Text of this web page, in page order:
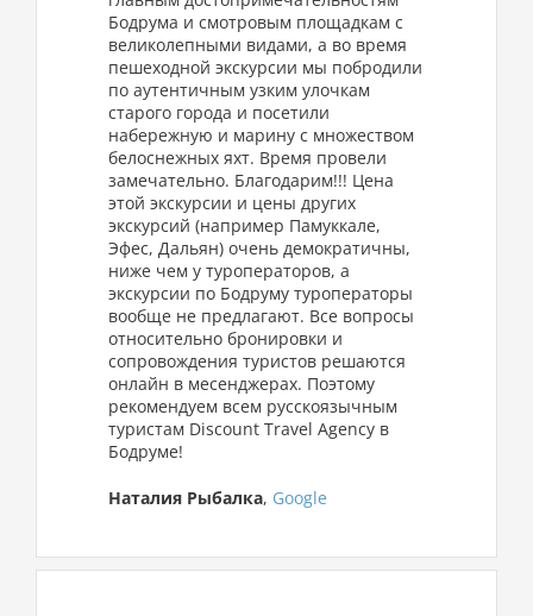
Бодрума и смотровым площадкам с
великолепными видами, а во время
пешеходной экскурсии мы побродили
по аутентичным узким улочкам
старого города и посетили
набережную и марину с множеством
белоснежных яхт. Время провели
замечательно. Благодарим!!! Цена
этой экскурсии и цены других
экскурсий (например Памуккале,
Эфес, Дальян) очень демократичны,
ниже чем у туроператоров, а
экскурсии по Бодруму туроператоры
вообще не предлагают. Все вопросы
относительно бронировки и
сопровождения туристов решаются
онлайн в месенджерах. Поэтому
рекомендуем всем русскоязычным
туристам Discount Travel Agency в
Бодруме!
Наталия Рыбалка, Google